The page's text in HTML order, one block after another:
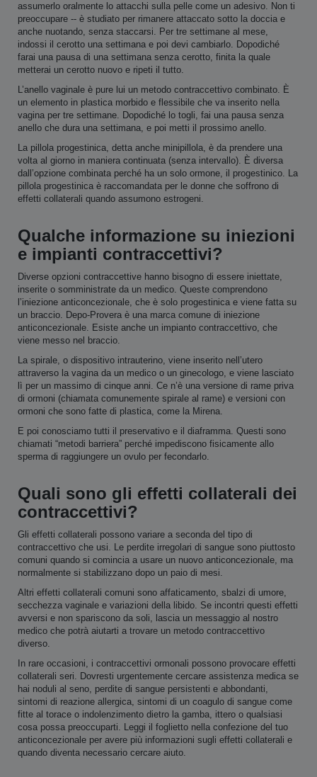
assumerlo oralmente lo attacchi sulla pelle come un adesivo. Non ti
preoccupare -- è studiato per rimanere attaccato sotto la doccia e
anche nuotando, senza staccarsi. Per tre settimane al mese,
indossi il cerotto una settimana e poi devi cambiarlo. Dopodiché
farai una pausa di una settimana senza cerotto, finita la quale
metterai un cerotto nuovo e ripeti il tutto.
L’anello vaginale è pure lui un metodo contraccettivo combinato. È
un elemento in plastica morbido e flessibile che va inserito nella
vagina per tre settimane. Dopodiché lo togli, fai una pausa senza
anello che dura una settimana, e poi metti il prossimo anello.
La pillola progestinica, detta anche minipillola, è da prendere una
volta al giorno in maniera continuata (senza intervallo). È diversa
dall’opzione combinata perché ha un solo ormone, il progestinico. La
pillola progestinica è raccomandata per le donne che soffrono di
effetti collaterali quando assumono estrogeni.
Qualche informazione su iniezioni
e impianti contraccettivi?
Diverse opzioni contraccettive hanno bisogno di essere iniettate,
inserite o somministrate da un medico. Queste comprendono
l’iniezione anticoncezionale, che è solo progestinica e viene fatta su
un braccio. Depo-Provera è una marca comune di iniezione
anticoncezionale. Esiste anche un impianto contraccettivo, che
viene messo nel braccio.
La spirale, o dispositivo intrauterino, viene inserito nell’utero
attraverso la vagina da un medico o un ginecologo, e viene lasciato
lì per un massimo di cinque anni. Ce n’è una versione di rame priva
di ormoni (chiamata comunemente spirale al rame) e versioni con
ormoni che sono fatte di plastica, come la Mirena.
E poi conosciamo tutti il preservativo e il diaframma. Questi sono
chiamati “metodi barriera” perché impediscono fisicamente allo
sperma di raggiungere un ovulo per fecondarlo.
Quali sono gli effetti collaterali dei
contraccettivi?
Gli effetti collaterali possono variare a seconda del tipo di
contraccettivo che usi. Le perdite irregolari di sangue sono piuttosto
comuni quando si comincia a usare un nuovo anticoncezionale, ma
normalmente si stabilizzano dopo un paio di mesi.
Altri effetti collaterali comuni sono affaticamento, sbalzi di umore,
secchezza vaginale e variazioni della libido. Se incontri questi effetti
avversi e non spariscono da soli, lascia un messaggio al nostro
medico che potrà aiutarti a trovare un metodo contraccettivo
diverso.
In rare occasioni, i contraccettivi ormonali possono provocare effetti
collaterali seri. Dovresti urgentemente cercare assistenza medica se
hai noduli al seno, perdite di sangue persistenti e abbondanti,
sintomi di reazione allergica, sintomi di un coagulo di sangue come
fitte al torace o indolenzimento dietro la gamba, ittero o qualsiasi
cosa possa preoccuparti. Leggi il foglietto nella confezione del tuo
anticoncezionale per avere più informazioni sugli effetti collaterali e
quando diventa necessario cercare aiuto.